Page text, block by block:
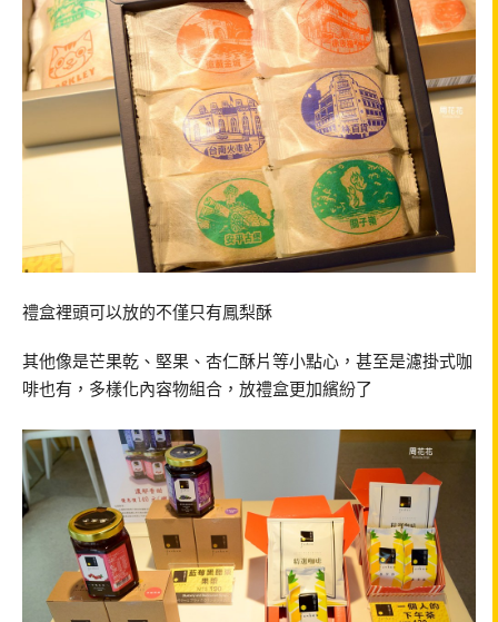
禮盒裡頭可以放的不僅只有鳳梨酥
其他像是芒果乾、堅果、杏仁酥片等小點心，甚至是濾掛式咖
啡也有，多樣化內容物組合，放禮盒更加繽紛了